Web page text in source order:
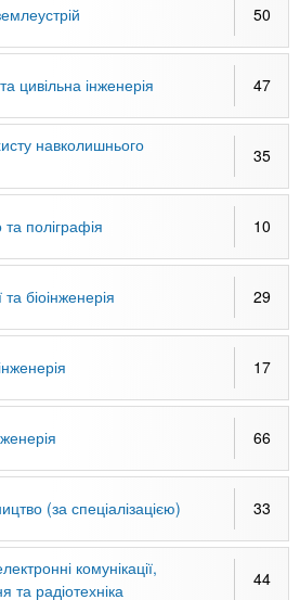
50
цивільна інженерія 47
навколишнього
35
поліграфія 10
біоінженерія 29
17
66
(за спеціалізацією) 33
комунікації,
та радіотехніка
44